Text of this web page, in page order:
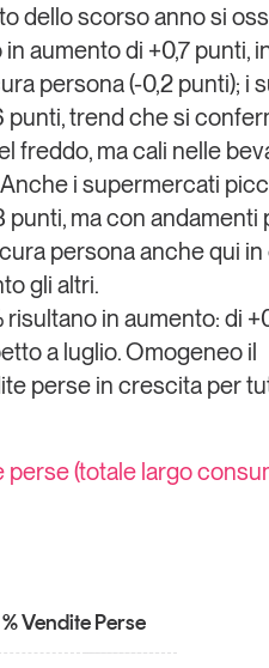
dello scorso anno si
aumento di +0,7 punti,
persona (-0,2 punti); i
punti, trend che si
freddo, ma cali nelle
i supermercati
punti, ma con andamenti
persona anche qui in
gli altri.
in aumento: di
a luglio. Omogeneo il
perse in crescita per
(totale largo
% Vendite Perse